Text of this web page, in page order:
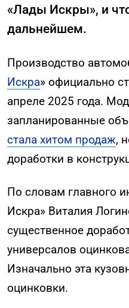
«Лады Искры», и
дальнейшем.
Производство
Искра» официально
апреле 2025 года.
запланированные
стала хитом продаж,
доработки в
По словам главного
Искра» Виталия
существенное
универсалов
Изначально эта
оцинковки.